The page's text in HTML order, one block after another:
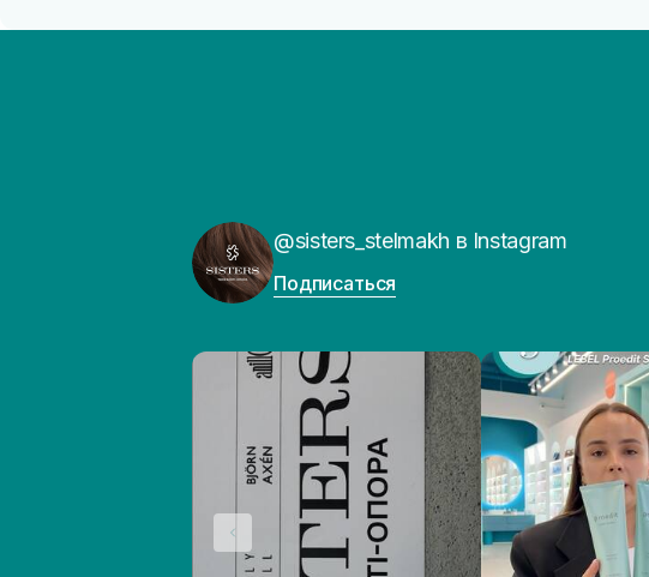
@sisters_stelmakh в Instagram
Подписаться